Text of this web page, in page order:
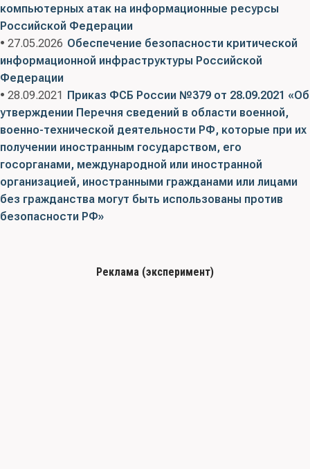
компьютерных атак на информационные ресурсы
Российской Федерации
• 27.05.2026 Обеспечение безопасности критической
информационной инфраструктуры Российской
Федерации
• 28.09.2021 Приказ ФСБ России №379 от 28.09.2021 «Об
утверждении Перечня сведений в области военной,
военно-технической деятельности РФ, которые при их
получении иностранным государством, его
госорганами, международной или иностранной
организацией, иностранными гражданами или лицами
без гражданства могут быть использованы против
безопасности РФ»
Реклама (эксперимент)